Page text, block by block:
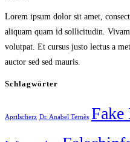
Lorem ipsum dolor sit amet,
aliquam quam id sollicitudin.
volutpat. Et cursus justo lectus a
auctor sed sed mauris.
Schlagwörter
Aprilscherz Dr. Anabel Ternès Fake